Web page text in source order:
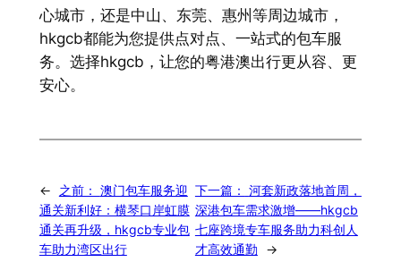
心城市，还是中山、东莞、惠州等周边城市，
hkgcb都能为您提供点对点、一站式的包车服
务。选择hkgcb，让您的粤港澳出行更从容、更
安心。
← 之前： 澳门包车服务迎
通关新利好：横琴口岸虹膜
通关再升级，hkgcb专业包
车助力湾区出行
下一篇： 河套新政落地首周，
深港包车需求激增——hkgcb
七座跨境专车服务助力科创人
才高效通勤
→